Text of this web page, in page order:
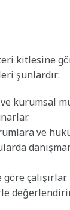
kitlesine
şunlardır:
kurumsal
ve